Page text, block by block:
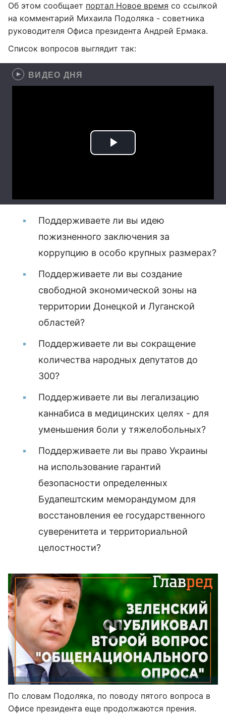
Об этом сообщает портал Новое время со ссылкой
на комментарий Михаила Подоляка - советника
руководителя Офиса президента Андрей Ермака.
Список вопросов выглядит так:
ВИДЕО ДНЯ
Поддерживаете ли вы идею
пожизненного заключения за
коррупцию в особо крупных размерах?
Поддерживаете ли вы создание
свободной экономической зоны на
территории Донецкой и Луганской
областей?
Поддерживаете ли вы сокращение
количества народных депутатов до
300?
Поддерживаете ли вы легализацию
каннабиса в медицинских целях - для
уменьшения боли у тяжелобольных?
Поддерживаете ли вы право Украины
на использование гарантий
безопасности определенных
Будапештским меморандумом для
восстановления ее государственного
суверенитета и территориальной
целостности?
По словам Подоляка, по поводу пятого вопроса в
Офисе президента еще продолжаются прения.